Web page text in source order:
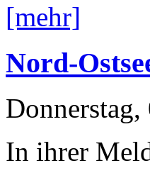
[mehr]
Nord-
In ihrer